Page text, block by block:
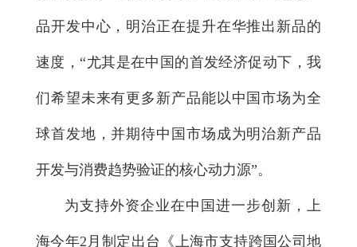
品开发中心，明治正在提升在华推出新品的
速度，“尤其是在中国的首发经济促动下，我
们希望未来有更多新产品能以中国市场为全
球首发地，并期待中国市场成为明治新产品
开发与消费趋势验证的核心动力源”。
为支持外资企业在中国进一步创新，上
海今年2月制定出台《上海市支持跨国公司地